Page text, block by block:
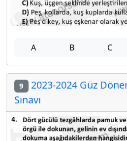
A B C
9 2023-2024 Güz
Sınavı